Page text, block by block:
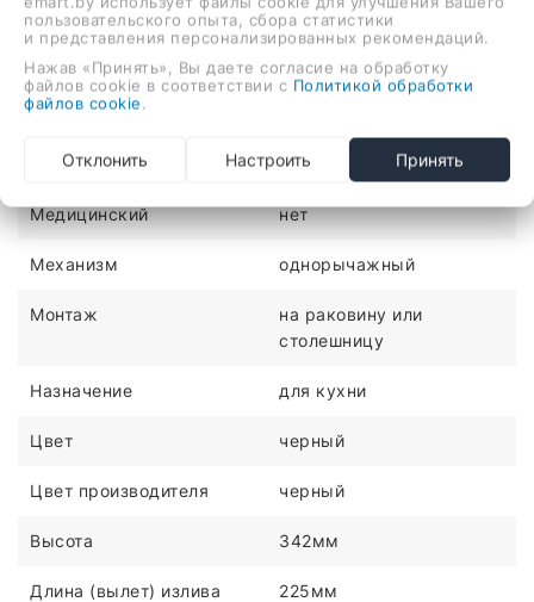
ХАРАКТЕРИСТИКИ
Количество монтажных
отверстий
1
Материал латунь
Медицинский нет
Механизм однорычажный
Монтаж
на раковину или
столешницу
Назначение для кухни
Цвет черный
Цвет производителя черный
Высота 342мм
Длина (вылет) излива 225мм
пользовательского опыта, сбора статистики
и представления персонализированных рекомендаций.
Нажав «Принять», Вы даете согласие на обработку
файлов cookie в соответствии с Политикой обработки
файлов cookie
Отклонить Настроить Принять